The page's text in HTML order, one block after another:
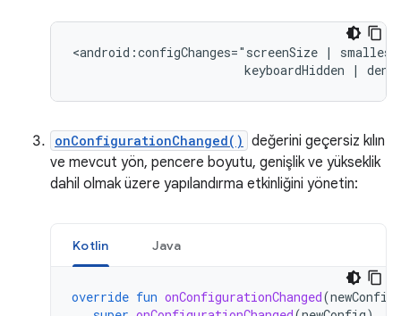
<android:configChanges="screenSize |
keyboardHidden
|
onConfigurationChanged() değerini geçersiz kılın
ve mevcut yön, pencere boyutu, genişlik ve yükseklik
dahil olmak üzere yapılandırma etkinliğini yönetin:
Kotlin Java
override fun onConfigurationChanged(newConfig